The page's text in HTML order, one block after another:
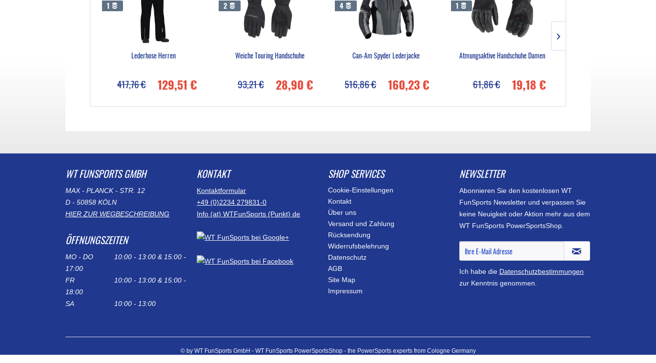
1
Lederhose Herren
129,51 €
417,76 €
2
Weiche Touring Handschuhe
28,90 €
93,21 €
4
Can-Am Spyder Lederjacke
160,23 €
516,86 €
1
Atmungsaktive Handschuhe Damen
19,18 €
61,86 €
WT FUNSPORTS GMBH
MAX - PLANCK - STR. 12
D - 50858 KÖLN
HIER ZUR WEGBESCHREIBUNG
ÖFFNUNGSZEITEN
MO - DO
10:00 - 13:00 & 15:00 -
17:00
FR
10:00 - 13:00 & 15:00 -
18:00
SA
10:00 - 13:00
KONTAKT
Kontaktformular
+49 (0)2234 279831-0
Info (at) WTFunSports (Punkt) de
SHOP SERVICES
Cookie-Einstellungen
Kontakt
Über uns
Versand und Zahlung
Rücksendung
Widerrufsbelehrung
Datenschutz
AGB
Site Map
Impressum
NEWSLETTER
Abonnieren Sie den kostenlosen WT
FunSports Newsletter und verpassen Sie
keine Neuigkeit oder Aktion mehr aus dem
WT FunSports PowerSportsShop.
Ich habe die Datenschutzbestimmungen
zur Kenntnis genommen.
© by WT FunSports GmbH - WT FunSports PowerSportsShop - the PowerSports experts from Cologne Germany